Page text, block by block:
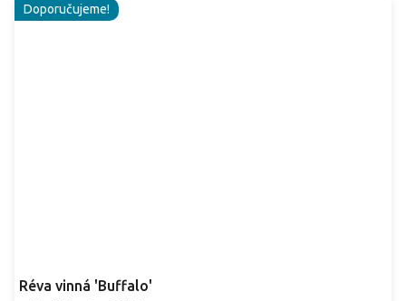
Doporučujeme!
Réva vinná 'Buffalo'